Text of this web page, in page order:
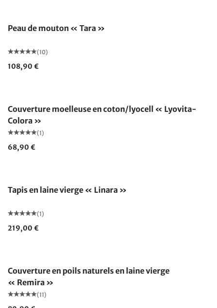
Peau de mouton « Tara »
(10)
108,90 €
Couverture moelleuse en coton/lyocell « Lyovita-
Colora »
(1)
68,90 €
Tapis en laine vierge « Linara »
(1)
219,00 €
Couverture en poils naturels en laine vierge
« Remira »
(11)